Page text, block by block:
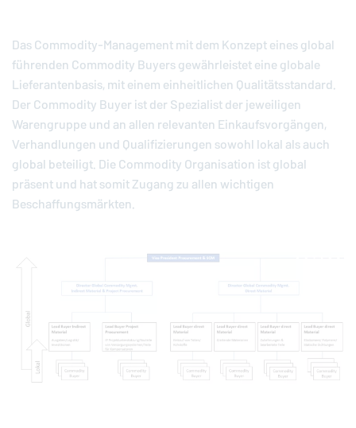
Das Commodity-Management mit dem Konzept eines global
führenden Commodity Buyers gewährleistet eine globale
Lieferantenbasis, mit einem einheitlichen Qualitätsstandard.
Der Commodity Buyer ist der Spezialist der jeweiligen
Warengruppe und an allen relevanten Einkaufsvorgängen,
Verhandlungen und Qualifizierungen sowohl lokal als auch
global beteiligt. Die Commodity Organisation ist global
präsent und hat somit Zugang zu allen wichtigen
Beschaffungsmärkten.